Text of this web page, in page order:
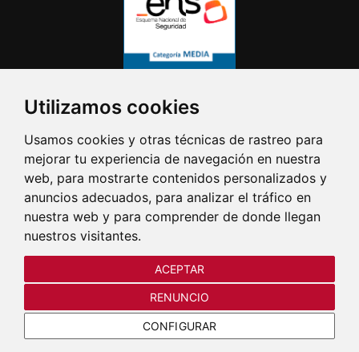
Utilizamos cookies
Usamos cookies y otras técnicas de rastreo para
mejorar tu experiencia de navegación en nuestra
web, para mostrarte contenidos personalizados y
anuncios adecuados, para analizar el tráfico en
nuestra web y para comprender de donde llegan
nuestros visitantes.
ACEPTAR
RENUNCIO
CONFIGURAR